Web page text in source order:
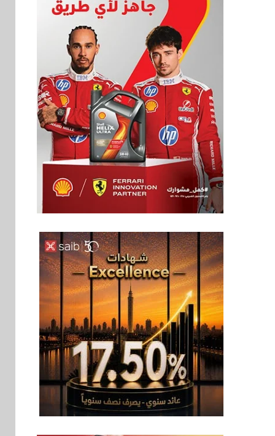
6 بنوك
بنك QNB مصر يعزز
جاهزية المشروعات
الصغيرة والمتوسطة
للنمو والتوسع
7
اخبار
فيكسد مصر و”حلول”
تتشاركان في تطوير
أول منصة للسياحة
الصحية في مصر
والشرق الأوسط
وأفريقيا Tour4Cure
8